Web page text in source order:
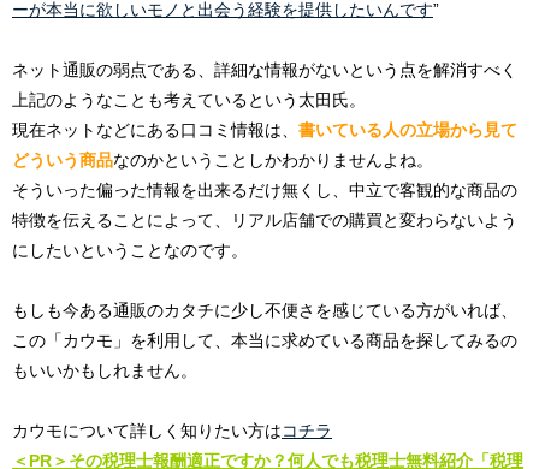
ーが本当に欲しいモノと出会う経験を提供したいんです”
ネット通販の弱点である、詳細な情報がないという点を解消すべく
上記のようなことも考えているという太田氏。
現在ネットなどにある口コミ情報は、 書いている人の立場から見て
どういう商品なのかということしかわかりませんよね。
そういった偏った情報を出来るだけ無くし、中立で客観的な商品の
特徴を伝えることによって、リアル店舗での購買と変わらないよう
にしたいということなのです。
もしも今ある通販のカタチに少し不便さを感じている方がいれば、
この「カウモ」を利用して、本当に求めている商品を探してみるの
もいいかもしれません。
カウモについて詳しく知りたい方は コチラ
＜PR＞その税理士報酬適正ですか？何人でも税理士無料紹介「税理